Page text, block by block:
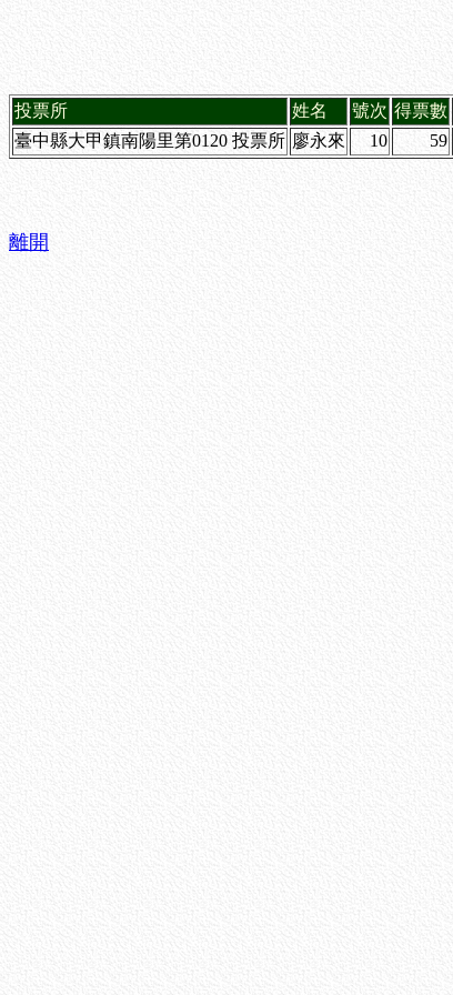
投票所 姓名 號次 得票數
臺中縣大甲鎮南陽里第0120 投票所 廖永來 10 59
離開